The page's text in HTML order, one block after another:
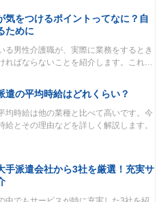
気をつけるポイントってなに？自
ために
る男性介護職が、実際に業務をするとき
ればならないことを紹介します。これ…
遣の平均時給はどれくらい？
均時給は他の業種と比べて高いです。今
給とその理由などを詳しく解説します。
手派遣会社から3社を厳選！充実サ